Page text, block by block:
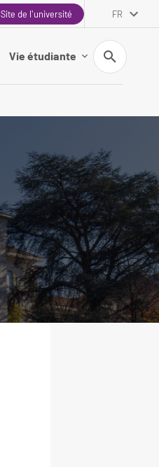
Site de l'université FR
Vie étudiante
Recherche